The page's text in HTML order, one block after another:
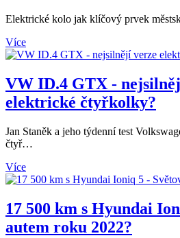
Elektrické kolo jak klíčový prvek
Více
VW ID.4 GTX -
elektrické čtyřkolky?
Jan Staněk a jeho týdenní test
čtyř…
Více
17 500 km s Hyundai
autem roku 2022?